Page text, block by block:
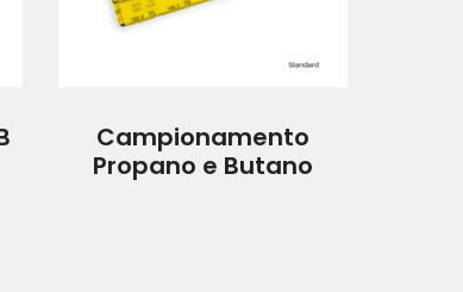
Campionamento
Propano e Butano